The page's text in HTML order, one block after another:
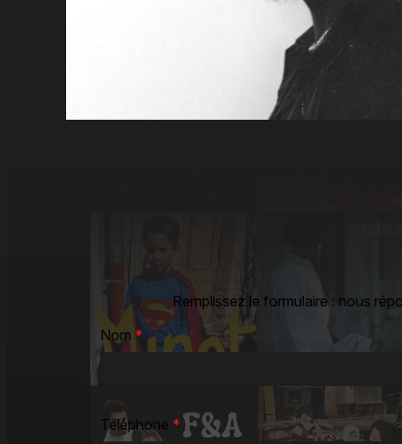
Remplissez le formulaire : nous
Nom *
Téléphone *